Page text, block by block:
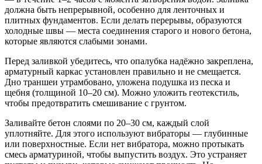
должна быть непрерывной, особенно для ленточных и
плитных фундаментов. Если делать перерывы, образуются
холодные швы — места соединения старого и нового бетона,
которые являются слабыми зонами.
Перед заливкой убедитесь, что опалубка надёжно закреплена,
арматурный каркас установлен правильно и не смещается.
Дно траншеи утрамбовано, уложена подушка из песка и
щебня (толщиной 10–20 см). Можно уложить геотекстиль,
чтобы предотвратить смешивание с грунтом.
Заливайте бетон слоями по 20–30 см, каждый слой
уплотняйте. Для этого используют вибраторы — глубинные
или поверхностные. Если нет вибратора, можно протыкать
смесь арматуриной, чтобы выпустить воздух. Это устраняет